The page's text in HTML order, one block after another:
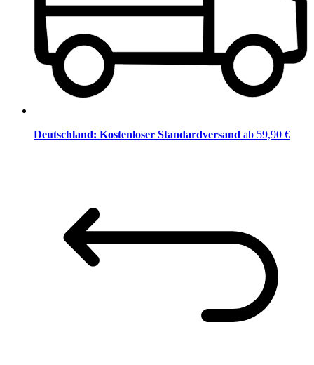
Deutschland: Kostenloser Standardversand ab 59,90 €